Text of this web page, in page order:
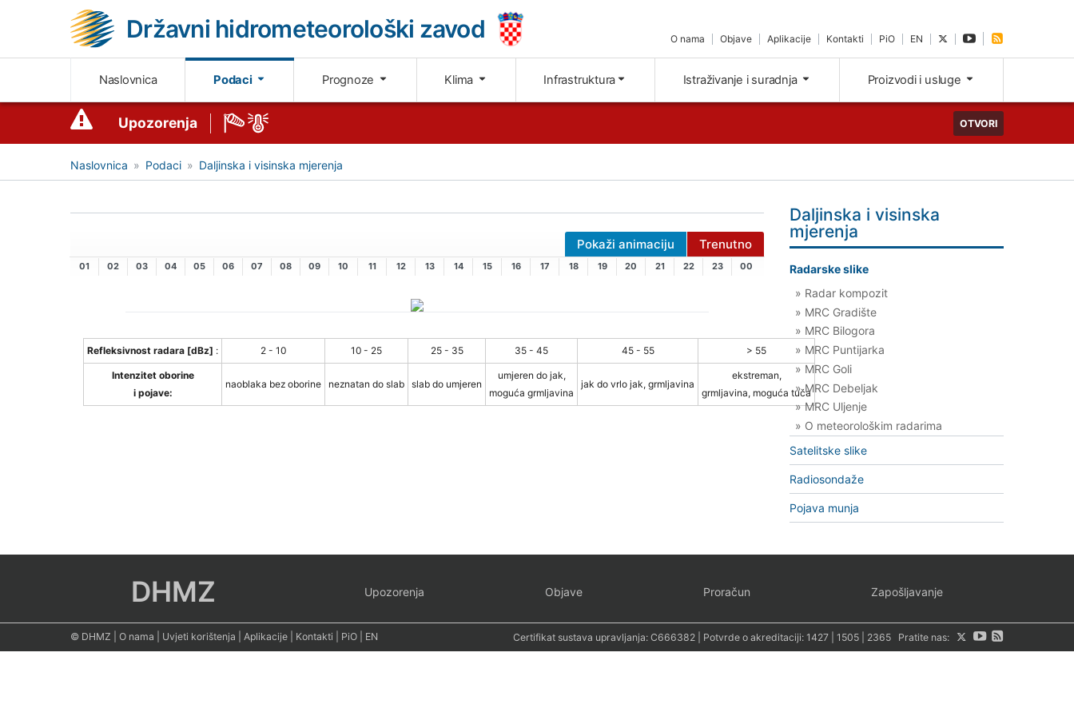
Državni hidrometeorološki zavod O nama Objave Aplikacije Kontakti PiO EN
Naslovnica Podaci Prognoze Klima Infrastruktura Istraživanje i suradnja Proizvodi i usluge
Upozorenja OTVORI
Naslovnica Podaci Daljinska i visinska mjerenja
Pokaži animaciju Trenutno
01 02 03 04 05 06 07 08 09 10 11 12 13 14 15 16 17 18 19 20 21 22 23 00
Refleksivnost radara [dBz] : 2 - 10 10 - 25 25 - 35 35 - 45 45 - 55 > 55
Intenzitet oborine
i pojave:
naoblaka bez oborine neznatan do slab slab do umjeren
umjeren do jak,
moguća grmljavina
jak do vrlo jak, grmljavina
ekstreman,
grmljavina, moguća tuča
Daljinska i visinska
mjerenja
Radarske slike
» Radar kompozit
» MRC Gradište
» MRC Bilogora
» MRC Puntijarka
» MRC Goli
» MRC Debeljak
» MRC Uljenje
» O meteorološkim radarima
Satelitske slike
Radiosondaže
Pojava munja
DHMZ Upozorenja Objave Proračun Zapošljavanje
© DHMZ O nama Uvjeti korištenja Aplikacije Kontakti PiO EN Certifikat sustava upravljanja: C666382| Potvrde o akreditaciji: 1427| 1505| 2365Pratite nas: